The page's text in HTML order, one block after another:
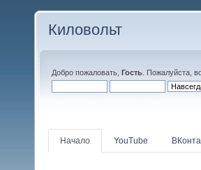
Киловольт
Добро пожаловать, Гость . Пожалуйста,
Начало YouTube